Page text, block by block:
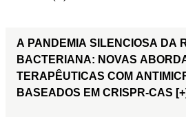
A PANDEMIA SILENCIOSA DA
BACTERIANA: NOVAS
TERAPÊUTICAS COM
BASEADOS EM CRISPR-CAS